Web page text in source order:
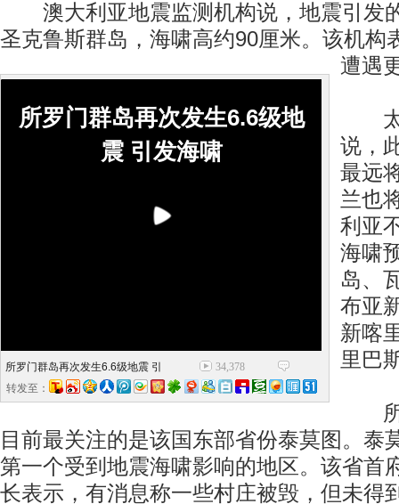
澳大利亚地震监测机构说，地震引发
圣克鲁斯群岛，海啸高约90厘米。该机构
遭遇
所罗门群岛再次发生6.6级地
震 引发海啸
所罗门群岛再次发生6.6级地震 引
34,378
转发至：
太
说，
最远
兰也
利亚
海啸
岛、
布亚
新喀
里巴
所
目前最关注的是该国东部省份泰莫图。泰
第一个受到地震海啸影响的地区。该省首
长表示，有消息称一些村庄被毁，但未得